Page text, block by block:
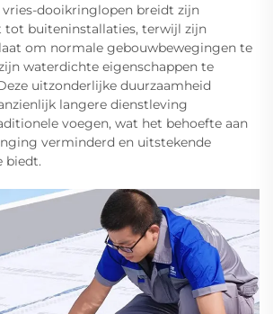
dooikringlopen breidt zijn
tot buiteninstallaties, terwijl zijn
om normale gebouwbewegingen te
waterdichte eigenschappen te
uitzonderlijke duurzaamheid
langere dienstleving
voegen, wat het behoefte aan
verminderd en uitstekende
biedt.